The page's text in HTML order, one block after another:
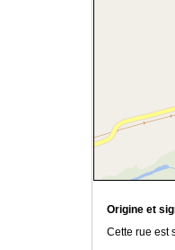
Origine et
Cette rue est